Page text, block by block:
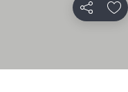
シェア お